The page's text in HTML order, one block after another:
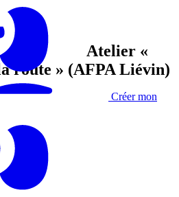
Créer mon
Atelier «
route » (AFPA Liévin)